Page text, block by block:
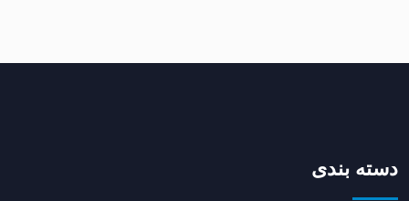
دسته بندی